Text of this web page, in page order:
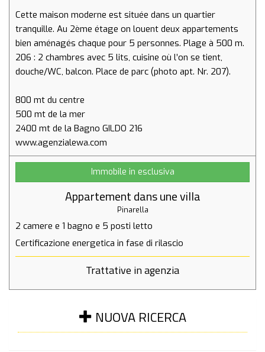
Cette maison moderne est située dans un quartier
tranquille. Au 2ème étage on louent deux appartements
bien aménagés chaque pour 5 personnes. Plage à 500 m.
206 : 2 chambres avec 5 lits, cuisine où l’on se tient,
douche/WC, balcon. Place de parc (photo apt. Nr. 207).
800 mt du centre
500 mt de la mer
2400 mt de la Bagno GILDO 216
Immobile in esclusiva
Appartement dans une villa
Pinarella
2 camere e 1 bagno e 5 posti letto
Certificazione energetica in fase di rilascio
Trattative in agenzia
NUOVA RICERCA